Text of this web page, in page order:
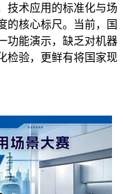
技术应用的标准化与场
的核心标尺。当前，国
功能演示，缺乏对机器
检验，更鲜有将国家现